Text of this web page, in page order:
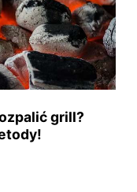
grill?